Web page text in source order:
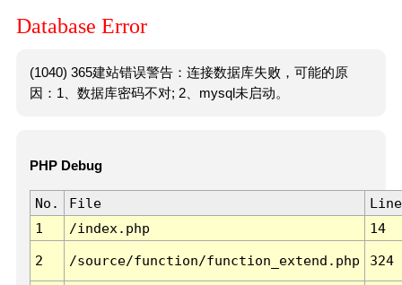
Database Error
(1040) 365建站错误警告：连接数据库失败，可能的原
因：1、数据库密码不对; 2、mysql未启动。
PHP Debug
No. File
Line
1
/index.php 14
2 /source/function/function_extend.php 324